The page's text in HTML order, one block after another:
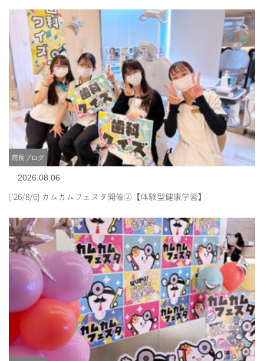
院長ブログ
2026.08.06
[’26/8/6] カムカムフェスタ開催②【体験型健康学習】